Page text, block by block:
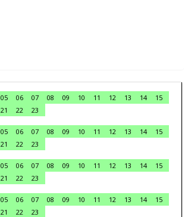
05 06 07 08 09 10 11 12 13 14
15
21 22
23
05 06 07 08 09 10 11 12 13 14
15
21 22
23
05 06 07 08 09 10 11 12 13 14
15
21 22
23
05 06 07 08 09 10 11 12 13 14
15
21 22
23